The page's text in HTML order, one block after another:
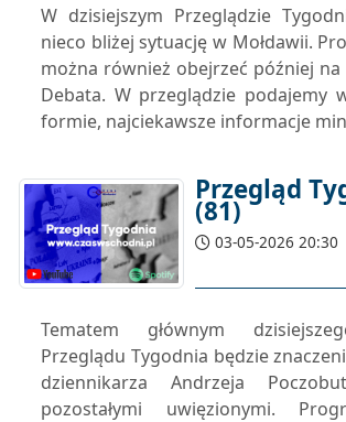
W dzisiejszym Przeglądzie
nieco bliżej sytuację w Mołdawii.
można również obejrzeć później na
Debata. W przeglądzie podajemy
formie, najciekawsze informacje
Przegląd
(81)
03-05-2026 20:30
Tematem głównym
Przeglądu Tygodnia będzie
dziennikarza Andrzeja
pozostałymi uwięzionymi.